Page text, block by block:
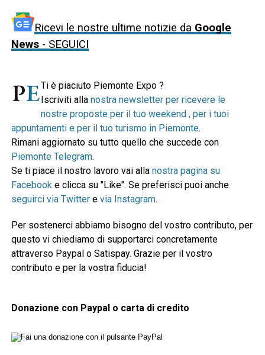
Ricevi le nostre ultime notizie da Google
News- SEGUICI
Ti è piaciuto Piemonte Expo ?
Iscriviti alla nostra newsletter per ricevere le
nostre proposte per il tuo weekend , per i tuoi
appuntamenti e per il tuo turismo in Piemonte.
Rimani aggiornato su tutto quello che succede con
Piemonte Telegram.
Se ti piace il nostro lavoro vai alla nostra pagina su
Facebooke clicca su "Like". Se preferisci puoi anche
seguirci via Twittere via Instagram.
Per sostenerci abbiamo bisogno del vostro contributo, per
questo vi chiediamo di supportarci concretamente
attraverso Paypal o Satispay. Grazie per il vostro
contributo e per la vostra fiducia!
Donazione con Paypal o carta di credito